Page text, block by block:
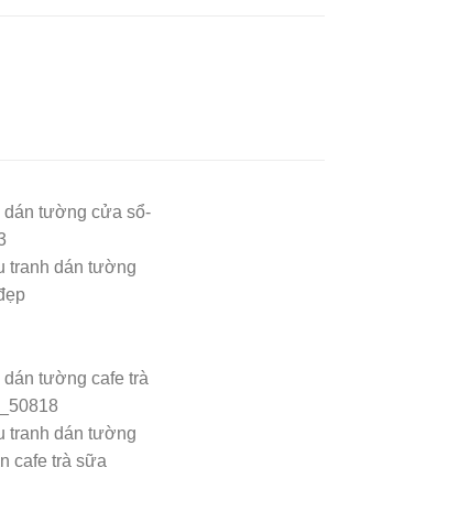
tranh dán tường
tranh dán tường
cafe trà sữa